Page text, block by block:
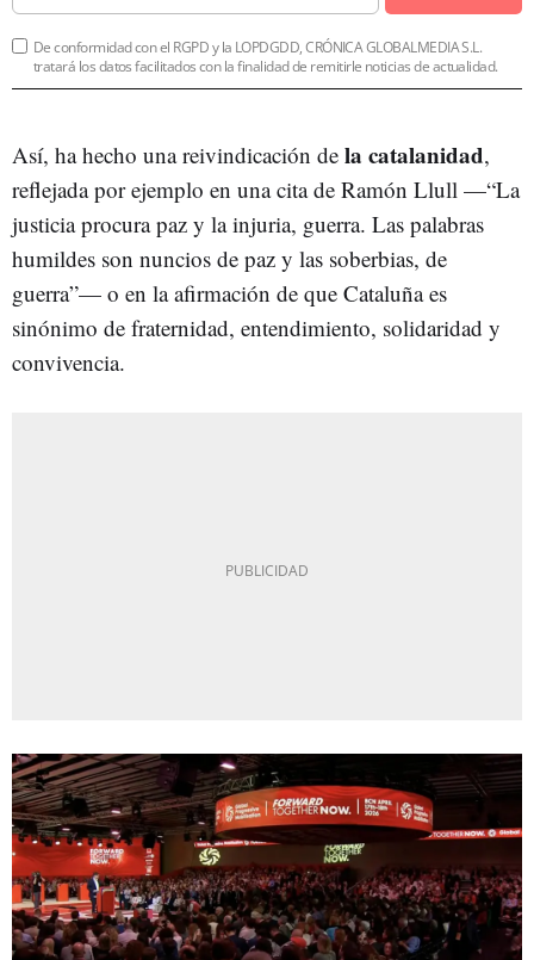
De conformidad con el RGPD y la LOPDGDD, CRÓNICA GLOBALMEDIA S.L.
tratará los datos facilitados con la finalidad de remitirle noticias de actualidad.
Así, ha hecho una reivindicación de la catalanidad,
reflejada por ejemplo en una cita de Ramón Llull —“La
justicia procura paz y la injuria, guerra. Las palabras
humildes son nuncios de paz y las soberbias, de
guerra”— o en la afirmación de que Cataluña es
sinónimo de fraternidad, entendimiento, solidaridad y
convivencia.